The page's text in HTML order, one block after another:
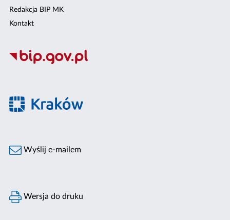
Redakcja BIP MK
Kontakt
Wyślij e-mailem
Wersja do druku